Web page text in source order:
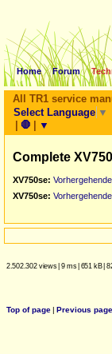
Home Forum
All TR1 service
Select Language ▼
| 🛑 | ▼
Complete
XV750se:
XV750se:
2.502.302 views| 9 ms| 651 kB|
Top of page| Previous page